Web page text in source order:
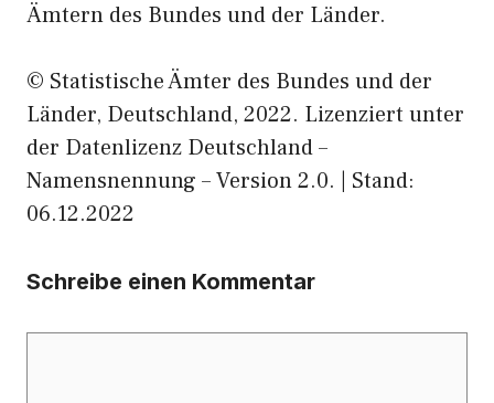
Ämtern des Bundes und der Länder.
© Statistische Ämter des Bundes und der
Länder, Deutschland, 2022. Lizenziert unter
der Datenlizenz Deutschland –
Namensnennung – Version 2.0. | Stand:
06.12.2022
Schreibe einen Kommentar